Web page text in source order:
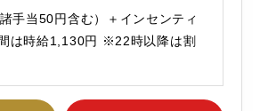
手当50円含む）＋インセンティ
は時給1,130円 ※22時以降は割